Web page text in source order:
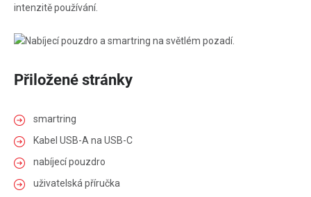
intenzitě používání.
Přiložené stránky
smartring
Kabel USB-A na USB-C
nabíjecí pouzdro
uživatelská příručka